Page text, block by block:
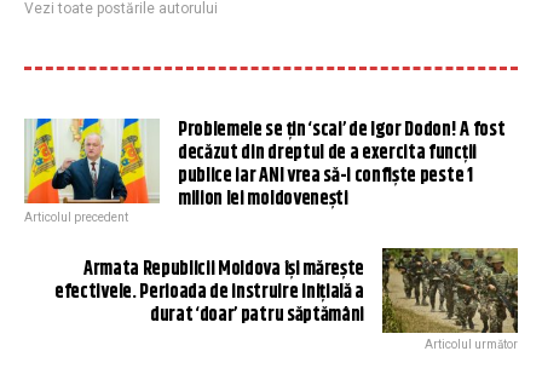
Vezi toate postările autorului
Problemele se țin ‘scai’ de Igor Dodon! A fost
decăzut din dreptul de a exercita funcții
publice iar ANI vrea să-i confiște peste 1
milion lei moldovenești
Articolul precedent
Armata Republicii Moldova își mărește
efectivele. Perioada de instruire inițială a
durat ‘doar’ patru săptămâni
Articolul următor